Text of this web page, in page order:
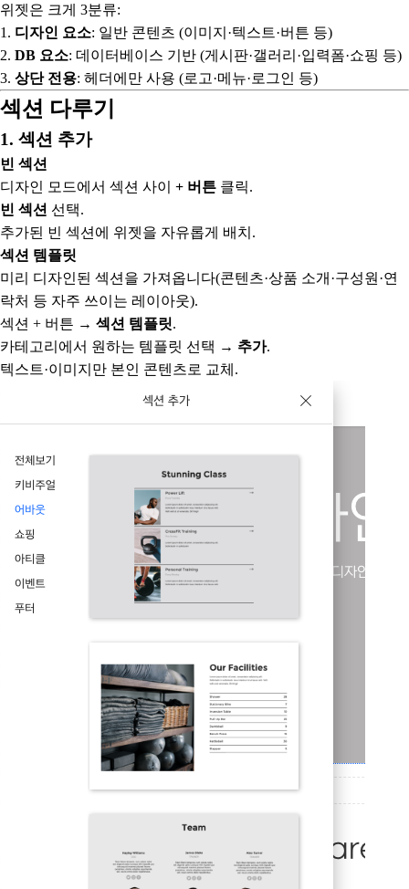
위젯은 크게 3분류:
1. 디자인 요소: 일반 콘텐츠 (이미지·텍스트·버튼 등)
2. DB 요소: 데이터베이스 기반 (게시판·갤러리·입력폼·쇼핑 등)
3. 상단 전용: 헤더에만 사용 (로고·메뉴·로그인 등)
섹션 다루기
1. 섹션 추가
빈 섹션
디자인 모드에서 섹션 사이 + 버튼 클릭.
빈 섹션 선택.
추가된 빈 섹션에 위젯을 자유롭게 배치.
섹션 템플릿
미리 디자인된 섹션을 가져옵니다(콘텐츠·상품 소개·구성원·연
락처 등 자주 쓰이는 레이아웃).
섹션 + 버튼 → 섹션 템플릿.
카테고리에서 원하는 템플릿 선택 → 추가.
텍스트·이미지만 본인 콘텐츠로 교체.